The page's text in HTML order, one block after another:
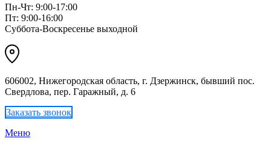
Пн-Чт: 9:00-17:00
Пт: 9:00-16:00
Суббота-Воскресенье выходной
606002, Нижегородская область, г. Дзержинск, бывший пос.
Свердлова, пер. Гаражный, д. 6
Заказать звонок
Меню